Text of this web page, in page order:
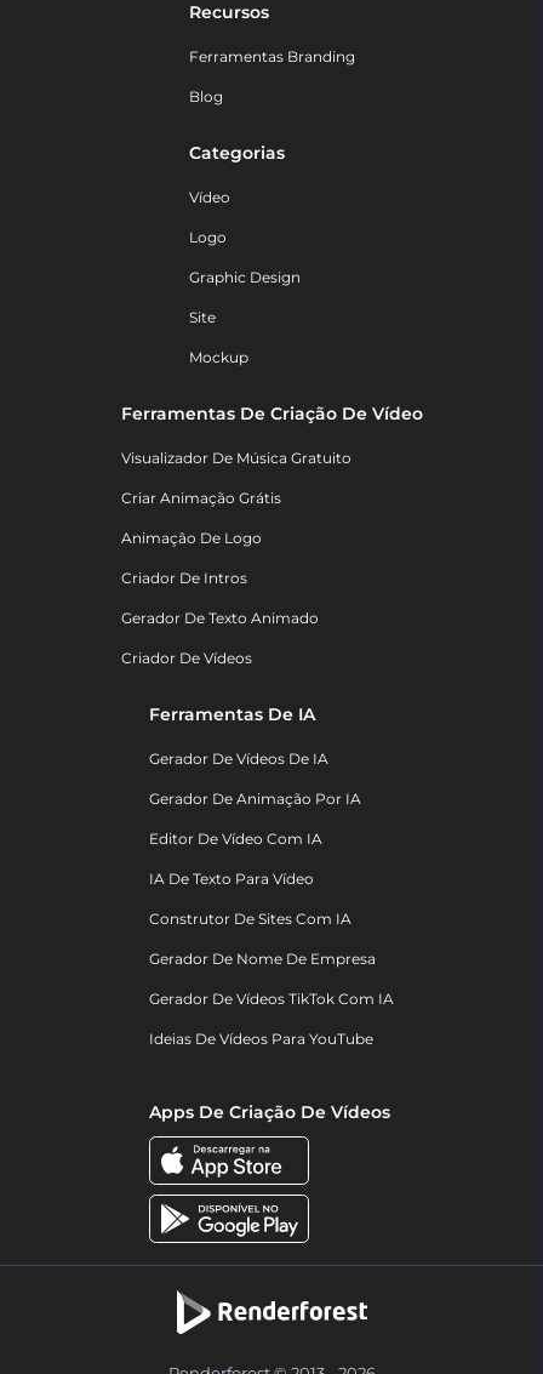
Recursos
Ferramentas Branding
Blog
Categorias
Vídeo
Logo
Graphic Design
Site
Mockup
Ferramentas De Criação De Vídeo
Visualizador De Música Gratuito
Criar Animação Grátis
Animação De Logo
Criador De Intros
Gerador De Texto Animado
Criador De Vídeos
Ferramentas De IA
Gerador De Vídeos De IA
Gerador De Animação Por IA
Editor De Vídeo Com IA
IA De Texto Para Vídeo
Construtor De Sites Com IA
Gerador De Nome De Empresa
Gerador De Vídeos TikTok Com IA
Ideias De Vídeos Para YouTube
Apps De Criação De Vídeos